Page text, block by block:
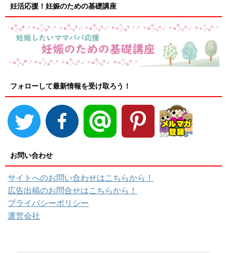
妊活応援！妊娠のための基礎講座
フォローして最新情報を受け取ろう！
お問い合わせ
サイトへのお問い合わせはこちらから！
広告出稿のお問合せはこちらから！
プライバシーポリシー
運営会社